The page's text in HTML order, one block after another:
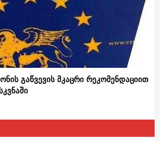
გაწვევის მკაცრი რეკომენდაციით